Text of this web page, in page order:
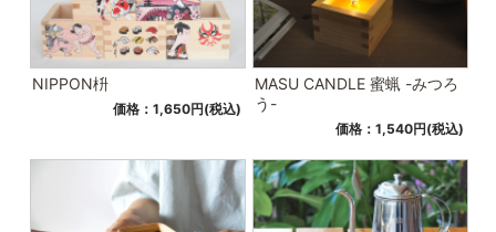
NIPPON枡
価格：1,650円(税込)
MASU CANDLE 蜜蝋 -みつろ
う-
価格：1,540円(税込)